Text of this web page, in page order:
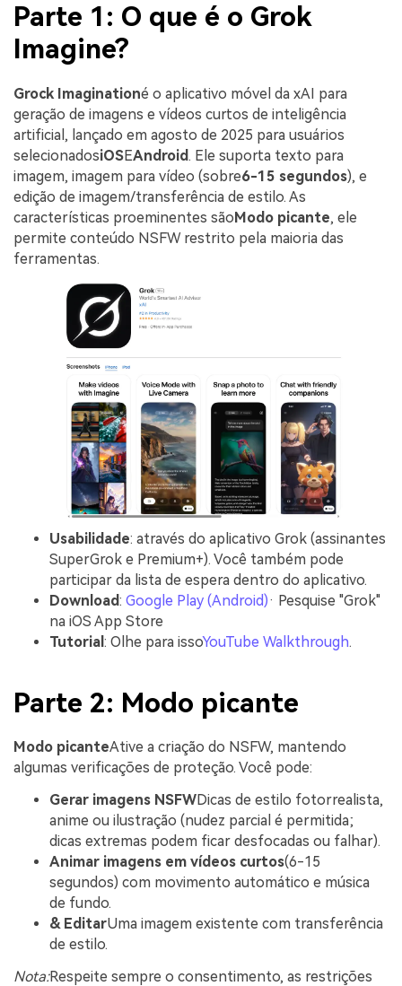
Parte 1: O que é o Grok
Imagine?
Grock Imaginationé o aplicativo móvel da xAI para
geração de imagens e vídeos curtos de inteligência
artificial, lançado em agosto de 2025 para usuários
selecionadosiOSEAndroid . Ele suporta texto para
imagem, imagem para vídeo (sobre6-15 segundos), e
edição de imagem/transferência de estilo. As
características proeminentes sãoModo picante, ele
permite conteúdo NSFW restrito pela maioria das
ferramentas.
Usabilidade: através do aplicativo Grok (assinantes
SuperGrok e Premium+). Você também pode
participar da lista de espera dentro do aplicativo.
Download: Google Play (Android)· Pesquise "Grok"
na iOS App Store
Tutorial : Olhe para issoYouTube Walkthrough.
Parte 2: Modo picante
Modo picanteAtive a criação do NSFW, mantendo
algumas verificações de proteção. Você pode:
Gerar imagens NSFWDicas de estilo fotorrealista,
anime ou ilustração (nudez parcial é permitida;
dicas extremas podem ficar desfocadas ou falhar).
Animar imagens em vídeos curtos(6-15
segundos) com movimento automático e música
de fundo.
& EditarUma imagem existente com transferência
de estilo.
Nota:Respeite sempre o consentimento, as restrições